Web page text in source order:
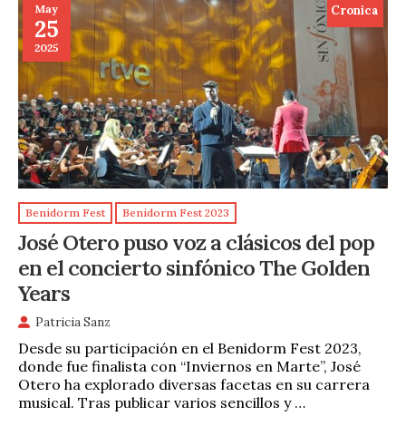
May
25
2025
Cronica
Benidorm Fest Benidorm Fest 2023
José Otero puso voz a clásicos del pop
en el concierto sinfónico The Golden
Years
Patricia Sanz
Desde su participación en el Benidorm Fest 2023,
donde fue finalista con “Inviernos en Marte”, José
Otero ha explorado diversas facetas en su carrera
musical. Tras publicar varios sencillos y …